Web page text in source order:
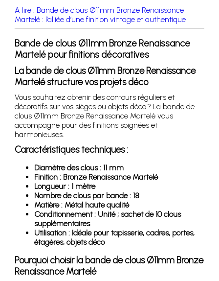
A lire : Bande de clous Ø11mm Bronze Renaissance
Martelé : l’alliée d’une finition vintage et authentique
Bande de clous Ø11mm Bronze Renaissance
Martelé pour finitions décoratives
La bande de clous Ø11mm Bronze Renaissance
Martelé structure vos projets déco
Vous souhaitez obtenir des contours réguliers et
décoratifs sur vos sièges ou objets déco ? La bande de
clous Ø11mm Bronze Renaissance Martelé vous
accompagne pour des finitions soignées et
harmonieuses.
Caractéristiques techniques :
Diamètre des clous : 11 mm
Finition : Bronze Renaissance Martelé
Longueur : 1 mètre
Nombre de clous par bande : 18
Matière : Métal haute qualité
Conditionnement : Unité ; sachet de 10 clous
supplémentaires
Utilisation : Idéale pour tapisserie, cadres, portes,
étagères, objets déco
Pourquoi choisir la bande de clous Ø11mm Bronze
Renaissance Martelé